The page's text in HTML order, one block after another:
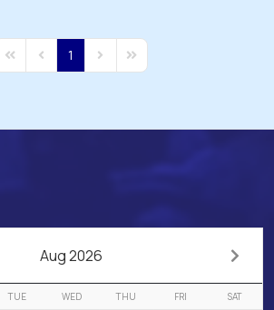
First PagePrevious Page
1 Next PageLast Page
Aug 2026
TUE WED THU FRI SAT